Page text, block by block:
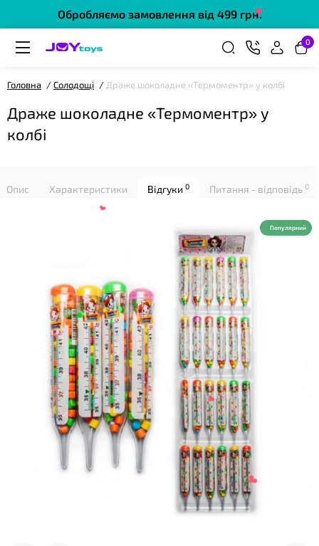
Обробляємо замовлення від 499 грн.
0
Головна Солодощі Драже шоколадне «Термоментр» у колбі
Драже шоколадне «Термоментр» у
колбі
Опис Характеристики Відгуки 0 Питання - відповідь 0
Популярний
❤
❤